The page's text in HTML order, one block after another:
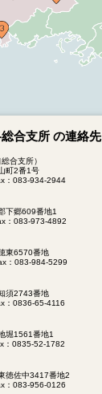
合支所 の連絡先
合支所）
町2番1号
：083-934-2944
下郷609番地1
：083-973-4892
東6570番地
：083-984-5299
須2743番地
：0836-65-4116
堀1561番地1
：0835-52-1782
徳佐中3417番地2
：083-956-0126